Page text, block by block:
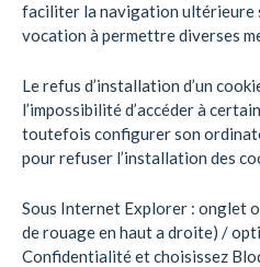
faciliter la navigation ultérieure
vocation à permettre diverses
Le refus d’installation d’un
l’impossibilité d’accéder à
toutefois configurer son
pour refuser l’installation des
Sous Internet Explorer : onglet
de rouage en haut a droite) /
Confidentialité et choisissez